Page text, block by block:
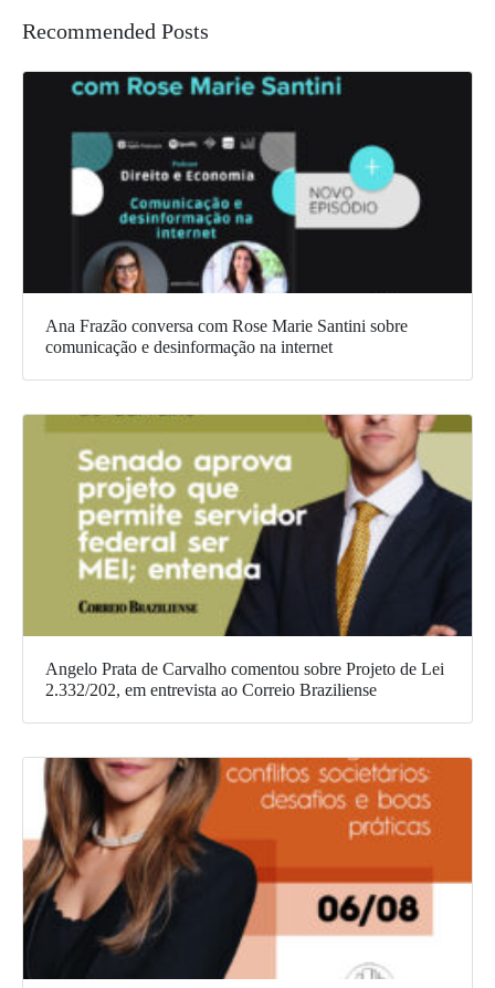
Recommended Posts
Ana Frazão conversa com Rose Marie Santini sobre
comunicação e desinformação na internet
Angelo Prata de Carvalho comentou sobre Projeto de Lei
2.332/202, em entrevista ao Correio Braziliense